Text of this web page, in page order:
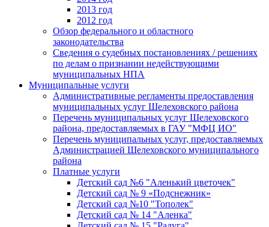
2013 год
2012 год
Обзор федерального и областного
законодательства
Сведения о судебных постановлениях / решениях
по делам о признании недействующими
муниципальных НПА
Муниципальные услуги
Административные регламенты предоставления
муниципальных услуг Шелеховского района
Перечень муниципальных услуг Шелеховского
района, предоставляемых в ГАУ "МФЦ ИО"
Перечень муниципальных услуг, предоставляемых
Администрацией Шелеховского муниципального
района
Платные услуги
Детский сад №6 "Аленький цветочек"
Детский сад № 9 «Подснежник»
Детский сад №10 "Тополек"
Детский сад № 14 "Аленка"